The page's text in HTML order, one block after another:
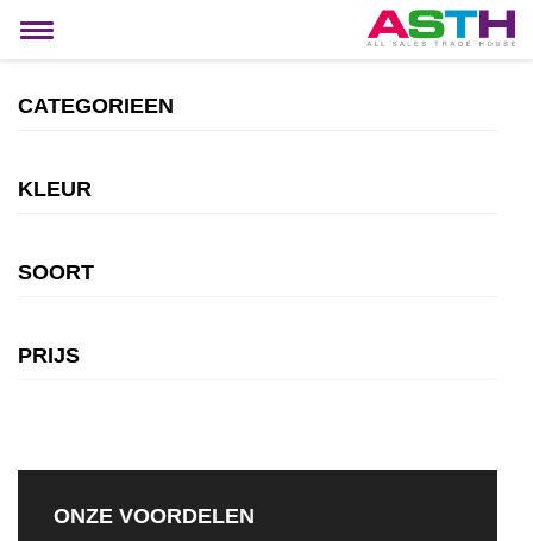
Toggle
CATEGORIEEN
KLEUR
SOORT
PRIJS
ONZE VOORDELEN